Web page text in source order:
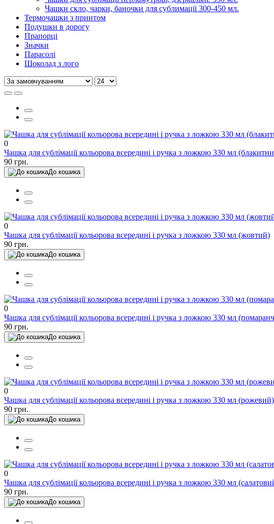
Чашки скло, чарки, баночки для сублимації 300-450 мл.
Термочашки з принтом
Подушки в дорогу
Прапорці
Значки
Парасолі
Шоколад з лого
0
Чашка для сублімації кольорова всередині і ручка з ложкою 330 мл
90 грн.
До кошика
0
Чашка для сублімації кольорова всередині і ручка з ложкою 330 мл (жовтий)
90 грн.
До кошика
0
Чашка для сублімації кольорова всередині і ручка з ложкою 330 мл
90 грн.
До кошика
0
Чашка для сублімації кольорова всередині і ручка з ложкою 330 мл (рожевий)
90 грн.
До кошика
0
Чашка для сублімації кольорова всередині і ручка з ложкою 330 мл
90 грн.
До кошика